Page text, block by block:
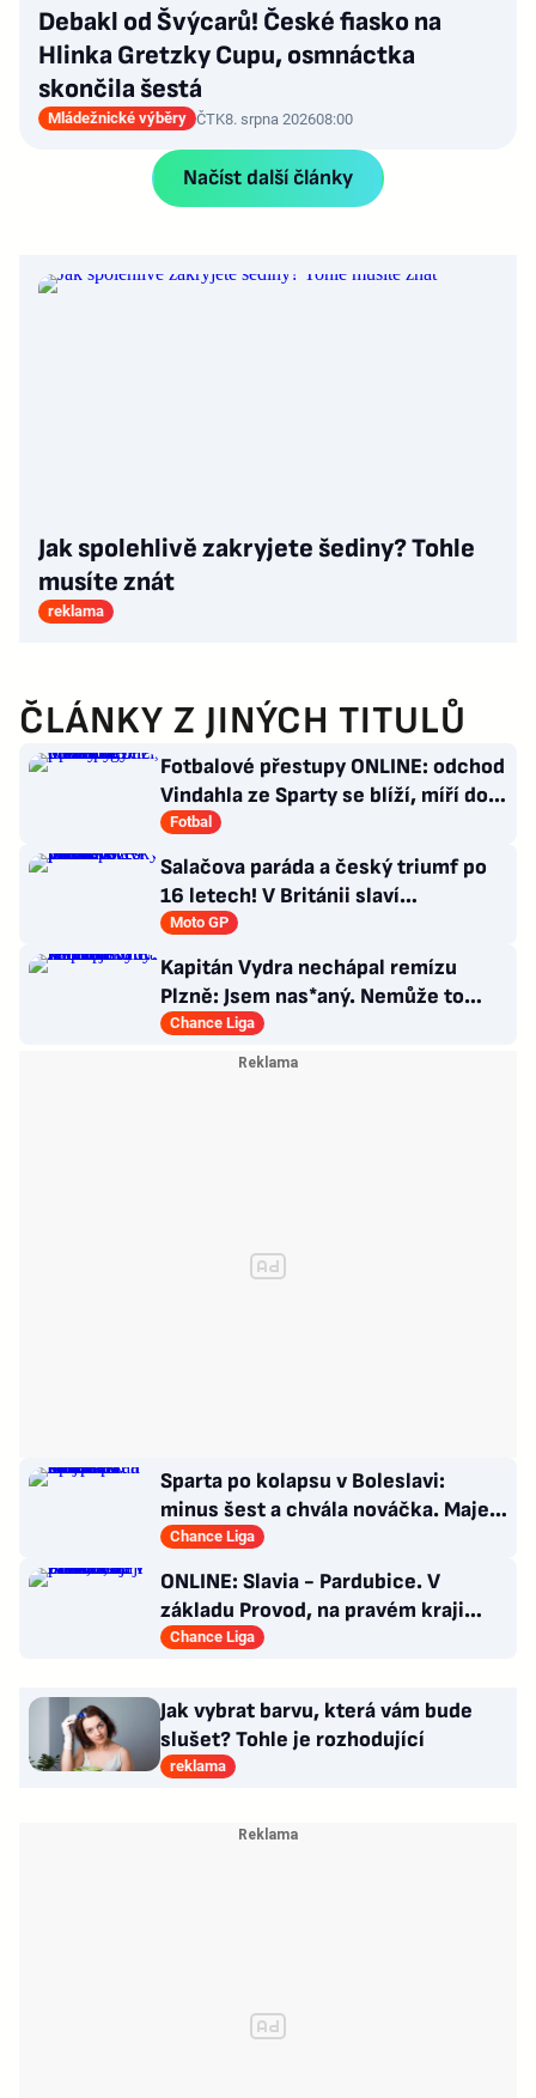
Debakl od Švýcarů! České fiasko na
Hlinka Gretzky Cupu, osmnáctka
skončila šestá
Mládežnické výběry ČTK8. srpna 202608:00
Načíst další články
Jak spolehlivě zakryjete šediny? Tohle
musíte znát
reklama
ČLÁNKY Z JINÝCH TITULŮ
Fotbalové přestupy ONLINE: odchod
Vindahla ze Sparty se blíží, míří do
druhé italské ligy
Fotbal
Salačova paráda a český triumf po
16 letech! V Británii slaví
premiérové vítězství v Moto2
Moto GP
Kapitán Vydra nechápal remízu
Plzně: Jsem nas*aný. Nemůže to
končit jako házená
Chance Liga
Sparta po kolapsu v Boleslavi:
minus šest a chvála nováčka. Majer
má silnou zbraň
Chance Liga
ONLINE: Slavia - Pardubice. V
základu Provod, na pravém kraji
Piták, hraje i N'Guessan
Chance Liga
Jak vybrat barvu, která vám bude
slušet? Tohle je rozhodující
reklama